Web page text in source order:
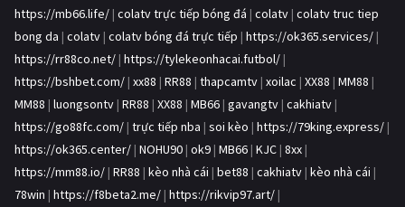
https://mb66.life/ | colatv trực tiếp bóng đá | colatv | colatv truc tiep
bong da | colatv | colatv bóng đá trực tiếp | https://ok365.services/ |
https://rr88co.net/ | https://tylekeonhacai.futbol/ |
https://bshbet.com/ | xx88 | RR88 | thapcamtv | xoilac | XX88 | MM88 |
MM88 | luongsontv | RR88 | XX88 | MB66 | gavangtv | cakhiatv |
https://go88fc.com/ | trực tiếp nba | soi kèo | https://79king.express/ |
https://ok365.center/ | NOHU90 | ok9 | MB66 | KJC | 8xx |
https://mm88.io/ | RR88 | kèo nhà cái | bet88 | cakhiatv | kèo nhà cái |
78win | https://f8beta2.me/ | https://rikvip97.art/ |